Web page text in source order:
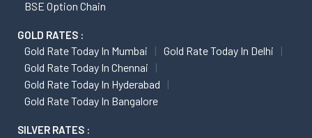
BSE Option Chain
GOLD RATES :
Gold Rate Today In Mumbai
Gold Rate Today In Delhi
Gold Rate Today In Chennai
Gold Rate Today In Hyderabad
Gold Rate Today In Bangalore
SILVER RATES :